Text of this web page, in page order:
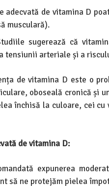
adecvată de vitamina D
musculară).
sugerează că
tensiunii arteriale și a
de vitamina D este o
oboseală cronică și
închisă la culoare, cei
de vitamina D:
expunerea
să ne protejăm pielea